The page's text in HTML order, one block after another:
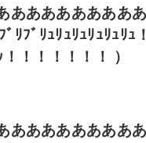
ああああああああ
ﾘﾌﾞﾘｭﾘｭﾘｭﾘｭﾘｭﾘｭ
！！！！！！ ）
ああああああああ